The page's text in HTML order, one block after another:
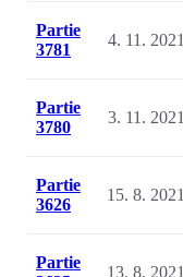
Partie
3781
4. 11. 2021
Partie
3780
3. 11. 2021
Partie
3626
15. 8. 2021
Partie
13. 8. 2021